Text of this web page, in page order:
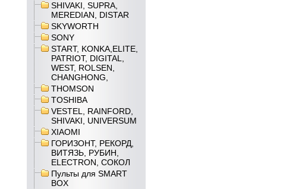
SHIVAKI, SUPRA,
MEREDIAN, DISTAR
SKYWORTH
SONY
START, KONKA,ELITE,
PATRIOT, DIGITAL,
WEST, ROLSEN,
CHANGHONG,
THOMSON
TOSHIBA
VESTEL, RAINFORD,
SHIVAKI, UNIVERSUM
XIAOMI
ГОРИЗОНТ, РЕКОРД,
ВИТЯЗЬ, РУБИН,
ELECTRON, СОКОЛ
Пульты для SMART
BOX